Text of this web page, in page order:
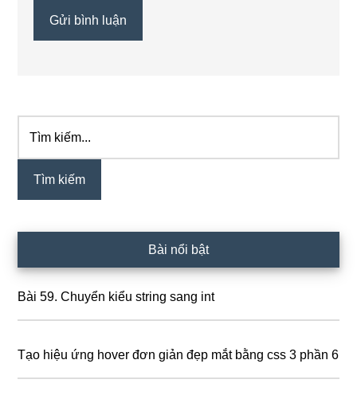
Sidebar
chính
kiếm...
Bài nổi bật
Bài 59. Chuyển kiểu string sang int
Tạo hiệu ứng hover đơn giản đẹp mắt bằng css 3 phần 6